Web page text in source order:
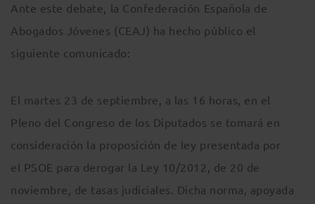
Ante este debate, la Confederación Española de
Abogados Jóvenes (CEAJ) ha hecho público el
siguiente comunicado:
El martes 23 de septiembre, a las 16 horas, en el
Pleno del Congreso de los Diputados se tomará en
consideración la proposición de ley presentada por
el PSOE para derogar la Ley 10/2012, de 20 de
noviembre, de tasas judiciales. Dicha norma, apoyada